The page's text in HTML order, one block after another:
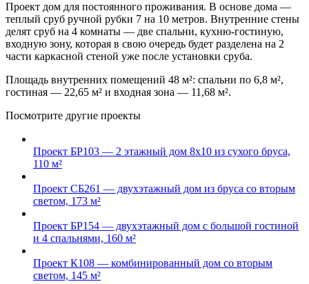
Проект дом для постоянного проживания. В основе дома —
теплый сруб ручной рубки 7 на 10 метров. Внутренние стены
делят сруб на 4 комнаты — две спальни, кухню-гостиную,
входную зону, которая в свою очередь будет разделена на 2
части каркасной стеной уже после установки сруба.
Площадь внутренних помещений 48 м²: спальни по 6,8 м²,
гостиная — 22,65 м² и входная зона — 11,68 м².
Посмотрите другие проекты
Проект БР103 — 2 этажный дом 8х10 из сухого бруса,
110 м²
Проект СБ261 — двухэтажный дом из бруса со вторым
светом, 173 м²
Проект БР154 — двухэтажный дом с большой гостиной
и 4 спальнями, 160 м²
Проект К108 — комбинированный дом со вторым
светом, 145 м²